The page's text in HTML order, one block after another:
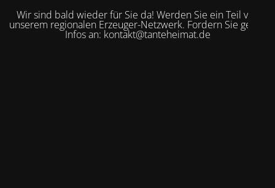
Wir sind bald wieder für Sie da! Werden Sie ein Teil von
unserem regionalen Erzeuger-Netzwerk. Fordern Sie gerne
Infos an: kontakt@tanteheimat.de